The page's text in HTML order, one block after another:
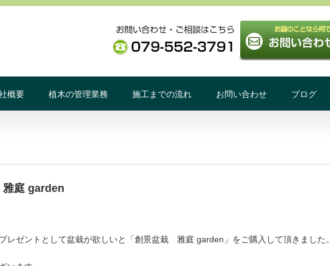
概要 植木の管理業務 施工までの流れ お問い合わせ ブログ
庭 garden
レゼントとして盆栽が欲しいと「創景盆栽 雅庭 garden」をご購入して頂きました。